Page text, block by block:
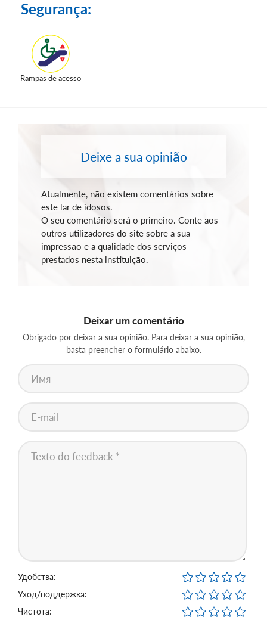
Segurança:
Rampas de acesso
Deixe a sua opinião
Atualmente, não existem comentários sobre
este lar de idosos.
O seu comentário será o primeiro. Conte aos
outros utilizadores do site sobre a sua
impressão e a qualidade dos serviços
prestados nesta instituição.
Deixar um comentário
Obrigado por deixar a sua opinião. Para deixar a sua opinião,
basta preencher o formulário abaixo.
Удобства:
Уход/поддержка:
Чистота: